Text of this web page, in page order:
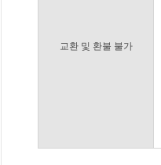
교환 및 환불 불가